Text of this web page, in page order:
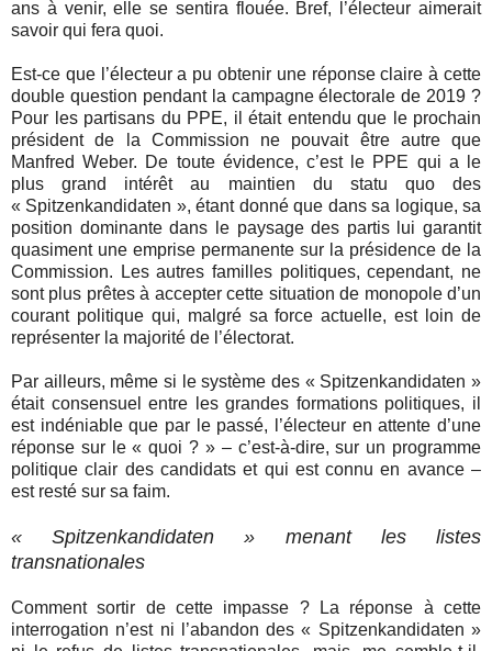
ans à venir, elle se sentira flouée. Bref, l’électeur aimerait
savoir qui fera quoi.
Est-ce que l’électeur a pu obtenir une réponse claire à cette
double question pendant la campagne électorale de 2019 ?
Pour les partisans du PPE, il était entendu que le prochain
président de la Commission ne pouvait être autre que
Manfred Weber. De toute évidence, c’est le PPE qui a le
plus grand intérêt au maintien du statu quo des
« Spitzenkandidaten », étant donné que dans sa logique, sa
position dominante dans le paysage des partis lui garantit
quasiment une emprise permanente sur la présidence de la
Commission. Les autres familles politiques, cependant, ne
sont plus prêtes à accepter cette situation de monopole d’un
courant politique qui, malgré sa force actuelle, est loin de
représenter la majorité de l’électorat.
Par ailleurs, même si le système des « Spitzenkandidaten »
était consensuel entre les grandes formations politiques, il
est indéniable que par le passé, l’électeur en attente d’une
réponse sur le « quoi ? » – c’est-à-dire, sur un programme
politique clair des candidats et qui est connu en avance –
est resté sur sa faim.
« Spitzenkandidaten » menant les listes
transnationales
Comment sortir de cette impasse ? La réponse à cette
interrogation n’est ni l’abandon des « Spitzenkandidaten »